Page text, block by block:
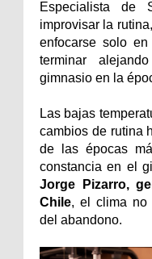
Especialista de
improvisar la
enfocarse solo
terminar
gimnasio en la
Las bajas
cambios de rutina
de las épocas
Jorge Pizarro,
Chile, el clima no
del abandono.